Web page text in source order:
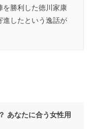
を勝利した徳川家康
進したという逸話が
あなたに合う女性用